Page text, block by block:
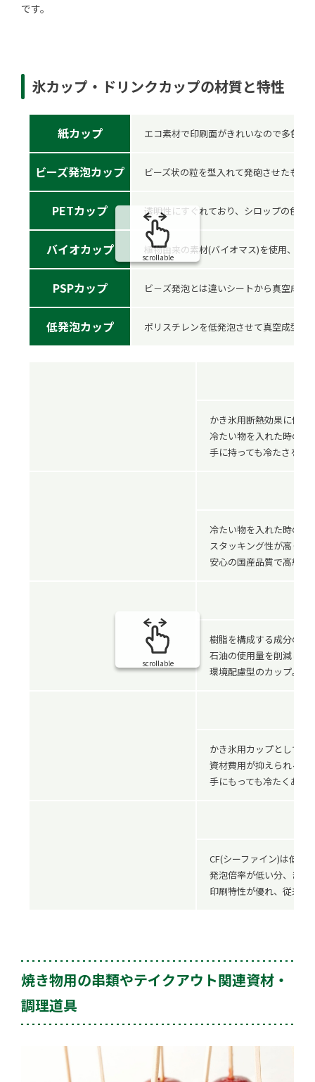
です。
氷カップ・ドリンクカップの材質と特性
紙カップ エコ素材で印刷面がきれいなので多色印
ビーズ発泡カップ ビーズ状の粒を型入れて発砲させたもの
PETカップ 透明性にすぐれており、シロップの色が
バイオカップ 植物由来の素材(バイオマス)を使用、石
PSPカップ ビ－ズ発泡とは違いシートから真空成形
低発泡カップ ポリスチレンを低発泡させて真空成型で
scrollable
かき氷用断熱効果に優れ
冷たい物を入れた時の結
手に持っても冷たさを感
冷たい物を入れた時の結
スタッキング性が高く
安心の国産品質で高級感
樹脂を構成する成分の一
石油の使用量を削減し二
環境配慮型のカップ。
かき氷用カップとして昔
資材費用が抑えられる安
手にもっても冷たくあり
CF(シーファイン)は低発
発泡倍率が低い分、きめ
印刷特性が優れ、従来の
scrollable
焼き物用の串類やテイクアウト関連資材・
調理道具